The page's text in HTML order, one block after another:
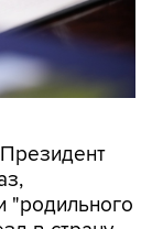
Президент
"родильного